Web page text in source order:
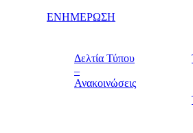
ΕΝΗΜΕΡΩΣΗ
Δελτία Τύπου
–
Ανακοινώσεις